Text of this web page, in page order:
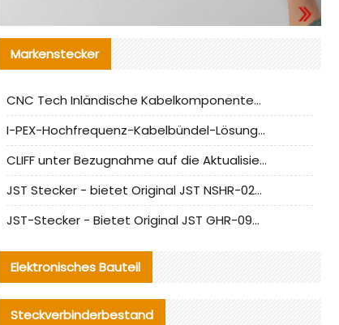
Markenstecker
CNC Tech Inländische Kabelkomponentenbewertung und Massenproduktionsanpassungsanleitung
I-PEX-Hochfrequenz-Kabelbündel-Lösung für die heimische Produktion analysiert
CLIFF unter Bezugnahme auf die Aktualisierung der chinesischen Stecker-Testnormen
JST Stecker - bietet Original JST NSHR-02V-S Stecker und Ersatzteile an
JST-Stecker - Bietet Original JST GHR-09V-S Stecker und Ersatzteile an
Elektronisches Bauteil
Steckverbinderbestand